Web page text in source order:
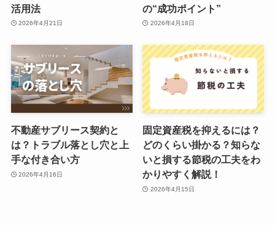
活用法
2026年4月21日
の“成功ポイント”
2026年4月18日
不動産サブリース契約と
は？トラブル落とし穴と上
手な付き合い方
2026年4月16日
固定資産税を抑えるには？
どのくらい掛かる？知らな
いと損する節税の工夫をわ
かりやすく解説！
2026年4月15日